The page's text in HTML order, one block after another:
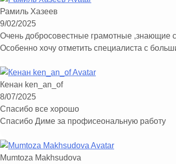
Рамиль Хазеев
9/02/2025
Особенно хочу отметить специалиста с
Кенан ken_an_of
8/07/2025
Спасибо все хорошо
Спасибо Диме за профисеональную работу
Mumtoza Makhsudova